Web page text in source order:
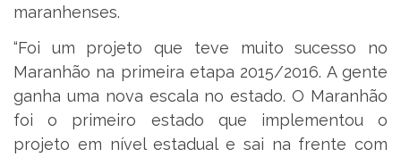
maranhenses.
“Foi um projeto que teve muito sucesso no
Maranhão na primeira etapa 2015/2016. A gente
ganha uma nova escala no estado. O Maranhão
foi o primeiro estado que implementou o
projeto em nível estadual e sai na frente com